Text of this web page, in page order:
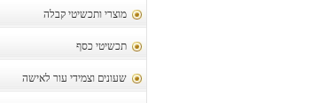
מוצרי ותכשיטי קבלה
תכשיטי כסף
שעונים וצמידי עור לאישה